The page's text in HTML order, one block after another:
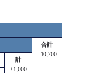
合計
+10,700
計
+1,000